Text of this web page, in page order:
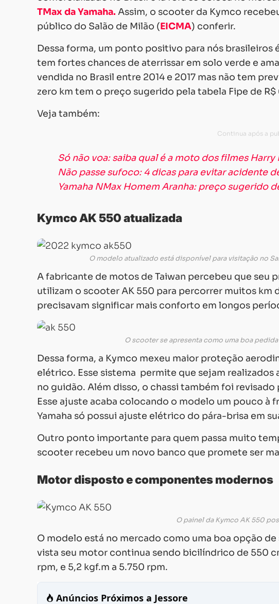
TMax da Yamaha. Assim, o scooter da Kymco
público do Salão de Milão (EICMA) conferir.
Dessa forma, um ponto positivo para nós
tem fortes chances de aterrissar em solo verde e
vendida no Brasil entre 2014 e 2017 mas não tem
zero km tem o preço sugerido pela tabela Fipe de R$
Veja também:
Só não voa: saiba qual é a moto dos filmes Harry
Não passe sufoco: 4 dicas para evitar acidente
Yamaha NMax Homem Aranha: preço sugerido
Kymco AK 550 atualizada
O modelo atualizado está disponível para visitação no
A fabricante de motos de Taiwan percebeu que
utilizam o scooter AK 550 para percorrer muitos km
precisavam significar mais conforto em longos
O scooter se apresenta como uma boa
Dessa forma, a Kymco mexeu maior proteção
elétrico. Esse sistema permite que sejam
no guidão. Além disso, o chassi também foi
Esse ajuste acaba colocando o modelo um pouco à
Yamaha só possui ajuste elétrico do pára-brisa em
Outro ponto importante para quem passa muito
scooter recebeu um novo banco que promete ser
Motor disposto e componentes modernos
O painel da Kymco AK 550
O modelo está no mercado como uma boa opção
vista seu motor continua sendo bicilíndrico de 550
rpm, e 5,2 kgf.m a 5.750 rpm.